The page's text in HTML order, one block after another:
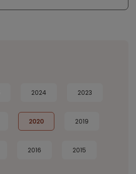
2024 2023
2020 2019
2016 2015